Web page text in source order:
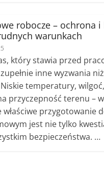
robocze – ochrona
warunkach
który stawia przed
inne wyzwania
temperatury,
przyczepność terenu –
właściwe przygotowanie
jest nie tylko
bezpieczeństwa. …